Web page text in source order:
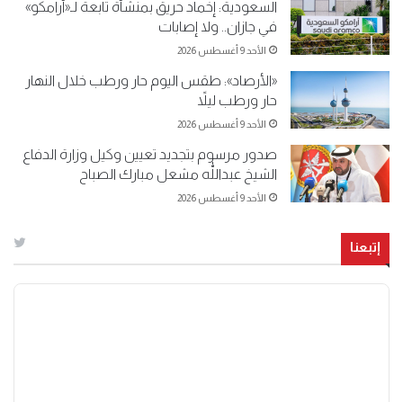
السعودية: إخماد حريق بمنشأة تابعة لـ«أرامكو»
في جازان.. ولا إصابات
الأحد 9 أغسطس 2026
«الأرصاد»: طقس اليوم حار ورطب خلال النهار
حار ورطب ليلاً
الأحد 9 أغسطس 2026
صدور مرسوم بتجديد تعيين وكيل وزارة الدفاع
الشيخ عبداللّٰه مشعل مبارك الصباح
الأحد 9 أغسطس 2026
إتبعنا